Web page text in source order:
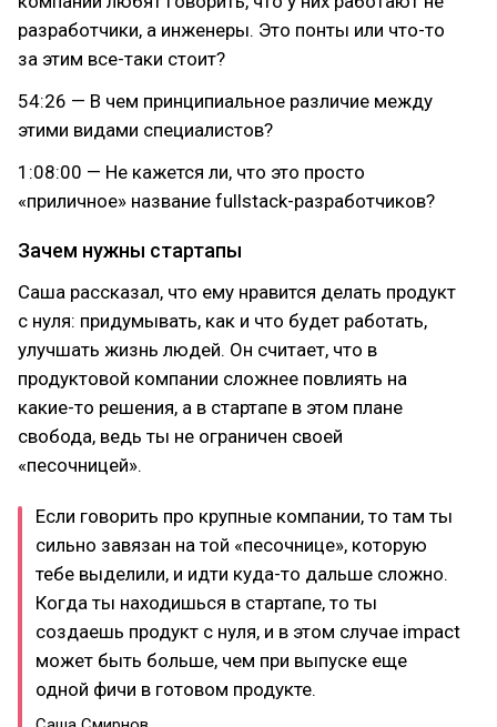
разработчики, а инженеры. Это понты или что-то
за этим все-таки стоит?
54:26 — В чем принципиальное различие между
этими видами специалистов?
1:08:00 — Не кажется ли, что это просто
«приличное» название fullstack-разработчиков?
Зачем нужны стартапы
Саша рассказал, что ему нравится делать продукт
с нуля: придумывать, как и что будет работать,
улучшать жизнь людей. Он считает, что в
продуктовой компании сложнее повлиять на
какие-то решения, а в стартапе в этом плане
свобода, ведь ты не ограничен своей
«песочницей».
Если говорить про крупные компании, то там ты
сильно завязан на той «песочнице», которую
тебе выделили, и идти куда-то дальше сложно.
Когда ты находишься в стартапе, то ты
создаешь продукт с нуля, и в этом случае impact
может быть больше, чем при выпуске еще
одной фичи в готовом продукте.